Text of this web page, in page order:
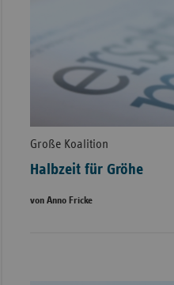
Große Koalition
Halbzeit für Gröhe
von Anno Fricke